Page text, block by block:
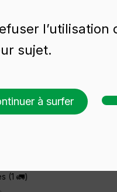
(1 🚛)
l’utilisation
sujet.
à surfer